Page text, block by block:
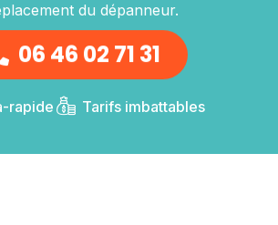
du dépanneur.
06 46 02 71 31
rapide Tarifs imbattables